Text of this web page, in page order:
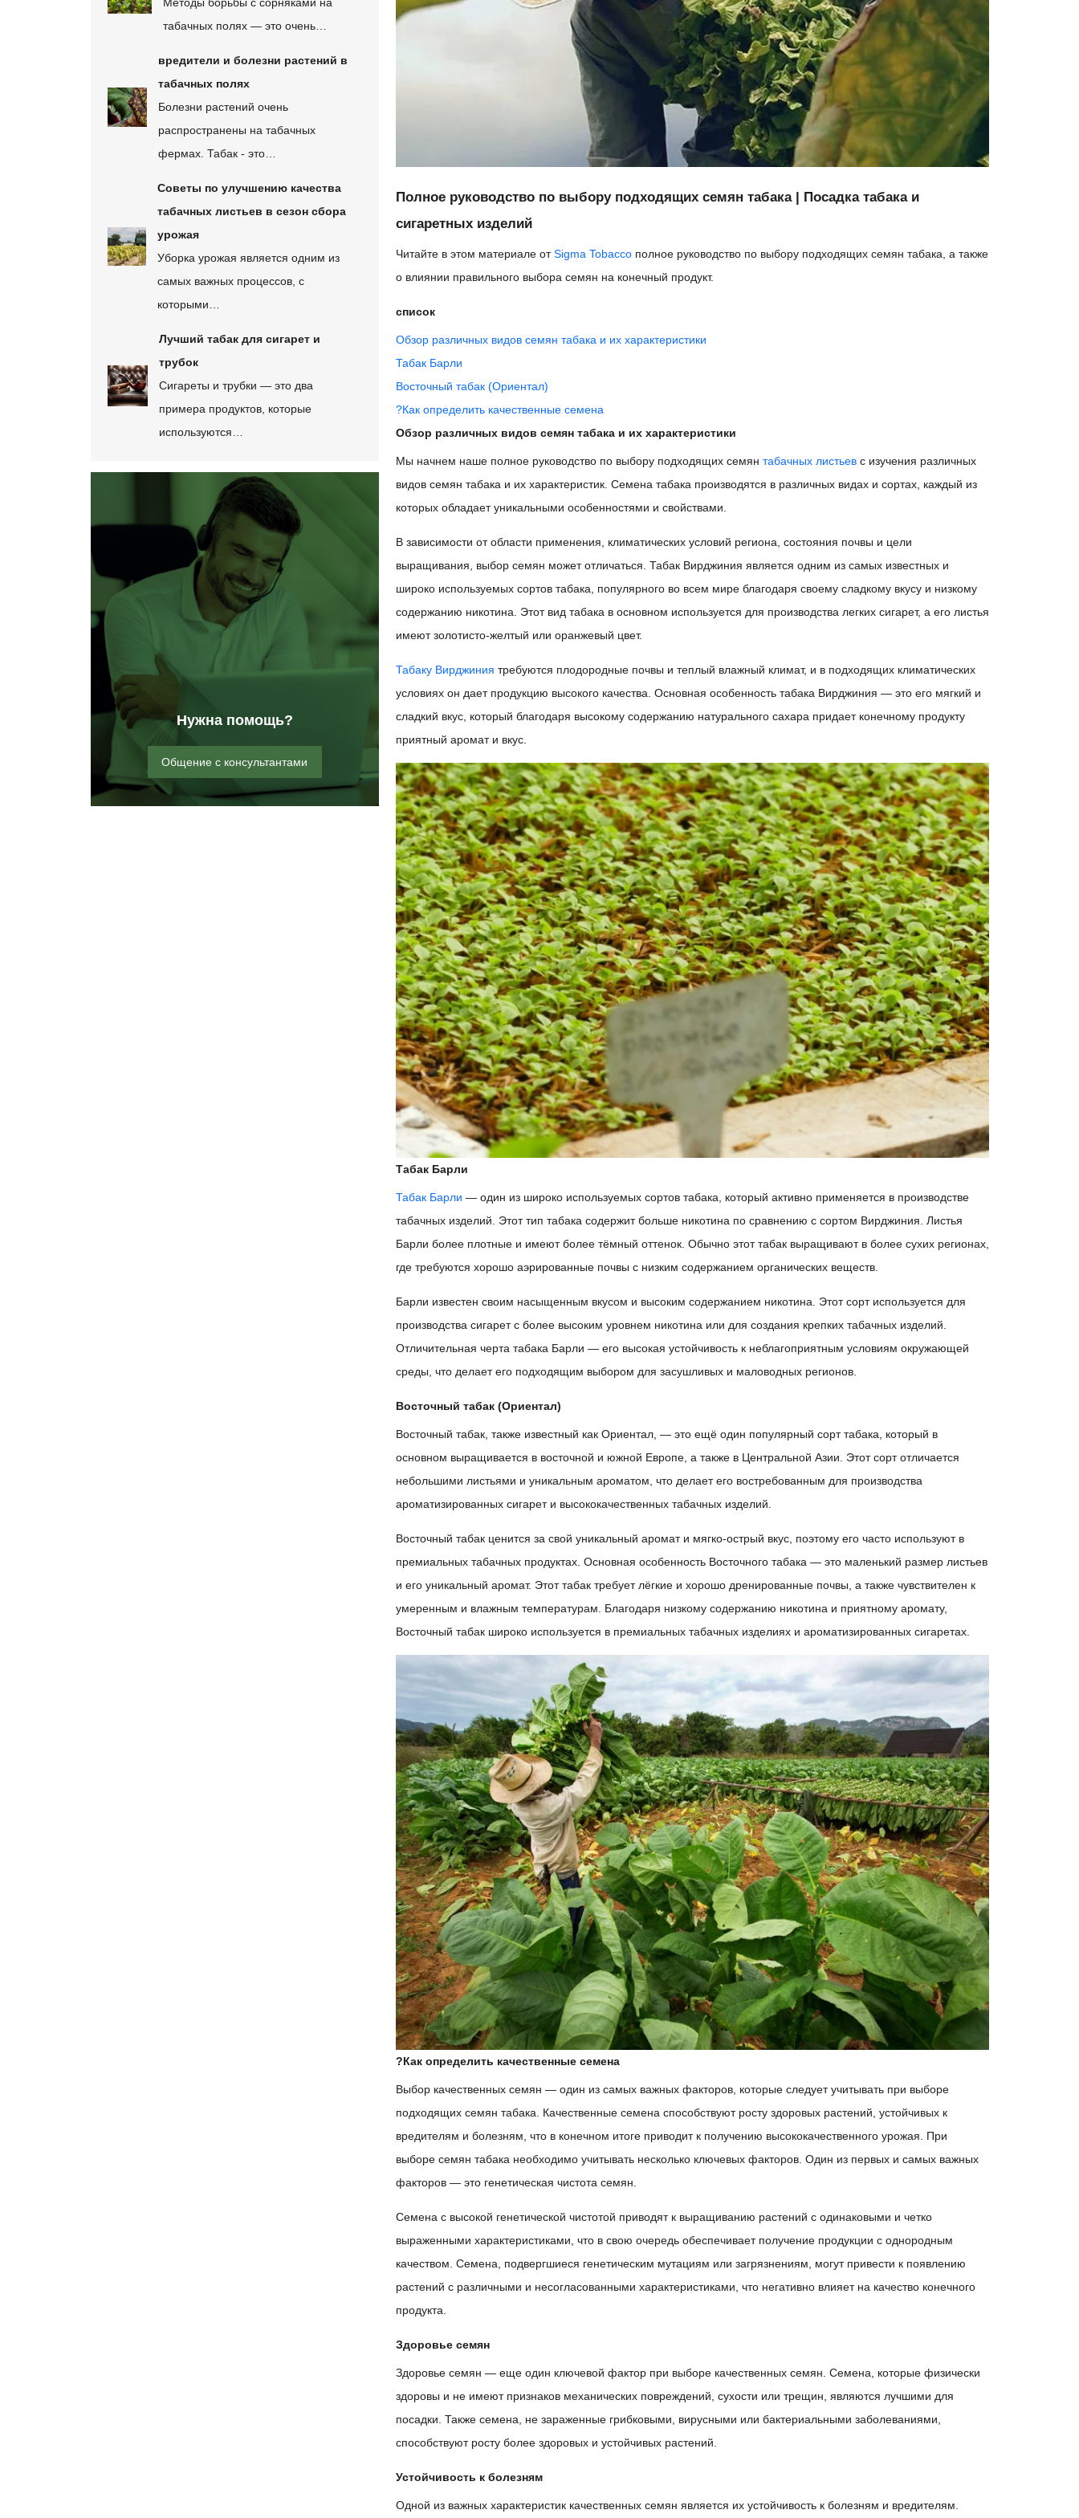
Полное руководство по выбору подходящих семян табака | Посадка табака и
сигаретных изделий
Читайте в этом материале отSigma Tobaccoполное руководство по выбору подходящих семян табака, а также
о влиянии правильного выбора семян на конечный продукт.
список
Обзор различных видов семян табака и их характеристики
Табак Барли
Восточный табак (Ориентал)
?Как определить качественные семена
Обзор различных видов семян табака и их характеристики
Мы начнем наше полное руководство по выбору подходящих семян табачных листьевс изучения различных
видов семян табака и их характеристик. Семена табака производятся в различных видах и сортах, каждый из
которых обладает уникальными особенностями и свойствами.
В зависимости от области применения, климатических условий региона, состояния почвы и цели
выращивания, выбор семян может отличаться. Табак Вирджиния является одним из самых известных и
широко используемых сортов табака, популярного во всем мире благодаря своему сладкому вкусу и низкому
содержанию никотина. Этот вид табака в основном используется для производства легких сигарет, а его листья
имеют золотисто-желтый или оранжевый цвет.
Табаку Вирджиния требуются плодородные почвы и теплый влажный климат, и в подходящих климатических
условиях он дает продукцию высокого качества. Основная особенность табака Вирджиния — это его мягкий и
сладкий вкус, который благодаря высокому содержанию натурального сахара придает конечному продукту
приятный аромат и вкус.
Табак Барли
Табак Барли — один из широко используемых сортов табака, который активно применяется в производстве
табачных изделий. Этот тип табака содержит больше никотина по сравнению с сортом Вирджиния. Листья
Барли более плотные и имеют более тёмный оттенок. Обычно этот табак выращивают в более сухих регионах,
где требуются хорошо аэрированные почвы с низким содержанием органических веществ.
Барли известен своим насыщенным вкусом и высоким содержанием никотина. Этот сорт используется для
производства сигарет с более высоким уровнем никотина или для создания крепких табачных изделий.
Отличительная черта табака Барли — его высокая устойчивость к неблагоприятным условиям окружающей
среды, что делает его подходящим выбором для засушливых и маловодных регионов.
Восточный табак (Ориентал)
Восточный табак, также известный как Ориентал, — это ещё один популярный сорт табака, который в
основном выращивается в восточной и южной Европе, а также в Центральной Азии. Этот сорт отличается
небольшими листьями и уникальным ароматом, что делает его востребованным для производства
ароматизированных сигарет и высококачественных табачных изделий.
Восточный табак ценится за свой уникальный аромат и мягко-острый вкус, поэтому его часто используют в
премиальных табачных продуктах. Основная особенность Восточного табака — это маленький размер листьев
и его уникальный аромат. Этот табак требует лёгкие и хорошо дренированные почвы, а также чувствителен к
умеренным и влажным температурам. Благодаря низкому содержанию никотина и приятному аромату,
Восточный табак широко используется в премиальных табачных изделиях и ароматизированных сигаретах.
?Как определить качественные семена
Выбор качественных семян — один из самых важных факторов, которые следует учитывать при выборе
подходящих семян табака. Качественные семена способствуют росту здоровых растений, устойчивых к
вредителям и болезням, что в конечном итоге приводит к получению высококачественного урожая. При
выборе семян табака необходимо учитывать несколько ключевых факторов. Один из первых и самых важных
факторов — это генетическая чистота семян.
Семена с высокой генетической чистотой приводят к выращиванию растений с одинаковыми и четко
выраженными характеристиками, что в свою очередь обеспечивает получение продукции с однородным
качеством. Семена, подвергшиеся генетическим мутациям или загрязнениям, могут привести к появлению
растений с различными и несогласованными характеристиками, что негативно влияет на качество конечного
продукта.
Здоровье семян
Здоровье семян — еще один ключевой фактор при выборе качественных семян. Семена, которые физически
здоровы и не имеют признаков механических повреждений, сухости или трещин, являются лучшими для
посадки. Также семена, не зараженные грибковыми, вирусными или бактериальными заболеваниями,
способствуют росту более здоровых и устойчивых растений.
Устойчивость к болезням
Одной из важных характеристик качественных семян является их устойчивость к болезням и вредителям.
табачных полях — это очень…
вредители и болезни растений в
табачных полях
Болезни растений очень
распространены на табачных
фермах. Табак - это…
Советы по улучшению качества
табачных листьев в сезон сбора
урожая
Уборка урожая является одним из
самых важных процессов, с
которыми…
Лучший табак для сигарет и
трубок
Сигареты и трубки — это два
примера продуктов, которые
используются…
Нужна помощь?
Общение с консультантами